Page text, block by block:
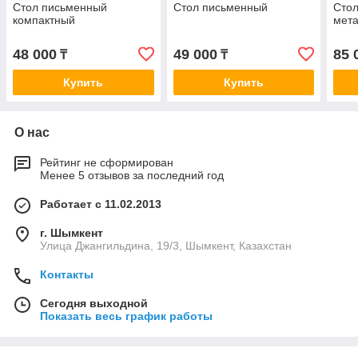
Стол письменный
компактный
48 000 ₸
Купить
Стол письменный
49 000₸
Купить
85
О нас
Рейтинг не сформирован
Менее 5 отзывов за последний год
Работает с 11.02.2013
г. Шымкент
Улица Джангильдина, 19/3, Шымкент, Казахстан
Контакты
Сегодня выходной
Показать весь график работы